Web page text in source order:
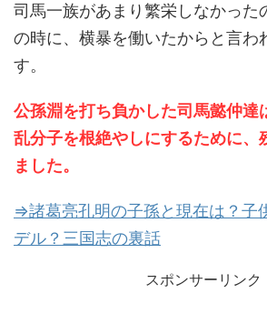
司馬一族があまり繁栄しなかった
の時に、横暴を働いたからと言わ
す。
公孫淵を打ち負かした司馬懿仲達
乱分子を根絶やしにするために、
ました。
⇒諸葛亮孔明の子孫と現在は？子
デル？三国志の裏話
スポンサーリンク